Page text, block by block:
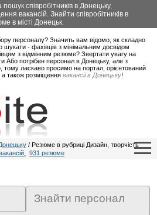
співробітників в Донецьку,
вакансій. Знайти співробітників в
в місті Донецьк.
персоналу? Значить вам відомо, як складно
шукати - фахівців з мінімальним досвідом
з відмінним резюме? Звертати увагу на
Або потрібен персонал в Донецьку, але з
ласкаво просимо на портал, орієнтований
а також розміщення вакансії в Донецьку!
/ Резюме в рубриці Дизайн, творчість
, 931 резюме
Знайти персонал